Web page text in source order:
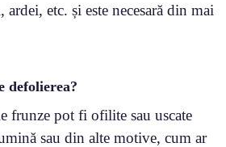
ardei, etc. și este necesară din mai
defolierea?
frunze pot fi ofilite sau uscate
sau din alte motive, cum ar